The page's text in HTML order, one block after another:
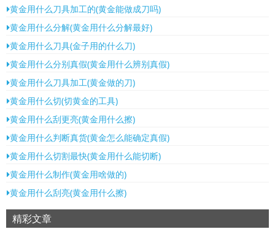
黄金用什么刀具加工的(黄金能做成刀吗)
黄金用什么分解(黄金用什么分解最好)
黄金用什么刀具(金子用的什么刀)
黄金用什么分别真假(黄金用什么辨别真假)
黄金用什么刀具加工(黄金做的刀)
黄金用什么切(切黄金的工具)
黄金用什么刮更亮(黄金用什么擦)
黄金用什么判断真货(黄金怎么能确定真假)
黄金用什么切割最快(黄金用什么能切断)
黄金用什么制作(黄金用啥做的)
黄金用什么刮亮(黄金用什么擦)
精彩文章